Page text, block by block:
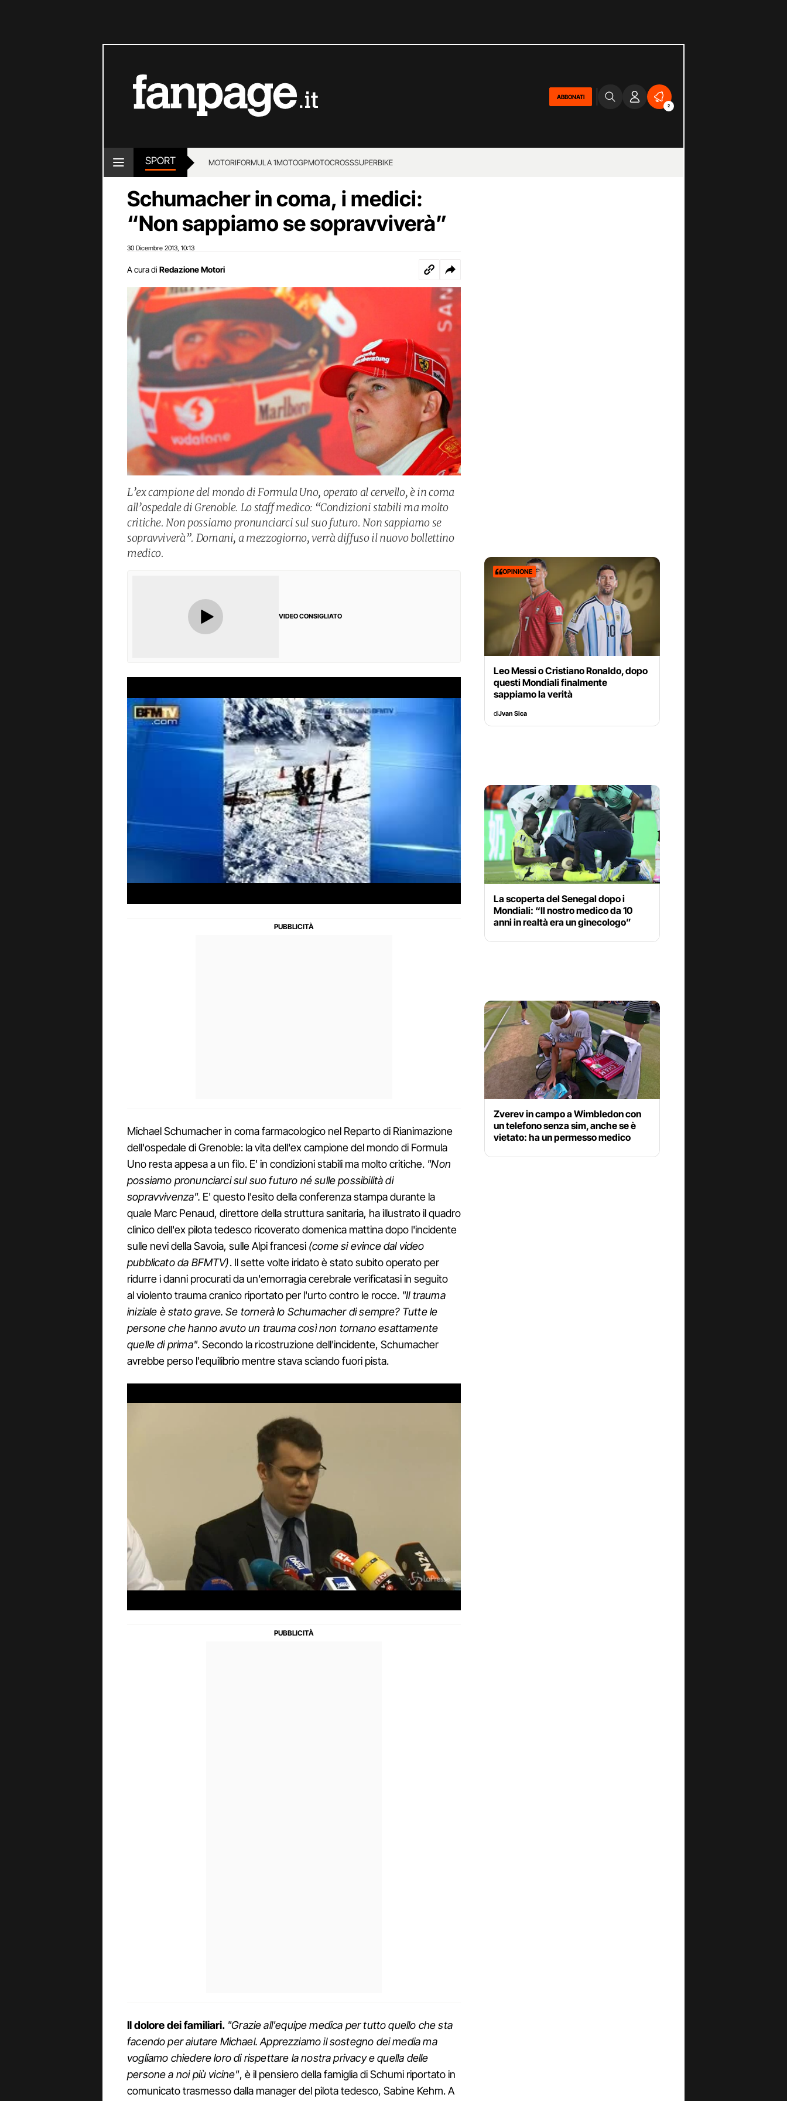
ABBONATI
2
SPORT MOTORIFORMULA 1MOTOGPMOTOCROSSSUPERBIKE
Schumacher in coma, i medici:
“Non sappiamo se sopravviverà”
30 Dicembre 2013 10:13
A cura di Redazione Motori
L’ex campione del mondo di Formula Uno, operato al cervello, è in coma
all’ospedale di Grenoble. Lo staff medico: “Condizioni stabili ma molto
critiche. Non possiamo pronunciarci sul suo futuro. Non sappiamo se
sopravviverà”. Domani, a mezzogiorno, verrà diffuso il nuovo bollettino
medico.
VIDEO CONSIGLIATO
Michael Schumacher in coma farmacologico nel Reparto di Rianimazione
dell'ospedale di Grenoble: la vita dell'ex campione del mondo di Formula
Uno resta appesa a un filo. E' in condizioni stabili ma molto critiche. "Non
possiamo pronunciarci sul suo futuro né sulle possibilità di
sopravvivenza". E' questo l'esito della conferenza stampa durante la
quale Marc Penaud, direttore della struttura sanitaria, ha illustrato il quadro
clinico dell'ex pilota tedesco ricoverato domenica mattina dopo l'incidente
sulle nevi della Savoia, sulle Alpi francesi (come si evince dal video
pubblicato da BFMTV). Il sette volte iridato è stato subito operato per
ridurre i danni procurati da un'emorragia cerebrale verificatasi in seguito
al violento trauma cranico riportato per l'urto contro le rocce. "Il trauma
iniziale è stato grave. Se tornerà lo Schumacher di sempre? Tutte le
persone che hanno avuto un trauma così non tornano esattamente
quelle di prima". Secondo la ricostruzione dell'incidente, Schumacher
avrebbe perso l'equilibrio mentre stava sciando fuori pista.
Il dolore dei familiari. "Grazie all'equipe medica per tutto quello che sta
facendo per aiutare Michael. Apprezziamo il sostegno dei media ma
vogliamo chiedere loro di rispettare la nostra privacy e quella delle
persone a noi più vicine", è il pensiero della famiglia di Schumi riportato in
comunicato trasmesso dalla manager del pilota tedesco, Sabine Kehm. A
OPINIONE
Leo Messi o Cristiano Ronaldo, dopo
questi Mondiali finalmente
sappiamo la verità
diJvan Sica
La scoperta del Senegal dopo i
Mondiali: “Il nostro medico da 10
anni in realtà era un ginecologo”
Zverev in campo a Wimbledon con
un telefono senza sim, anche se è
vietato: ha un permesso medico